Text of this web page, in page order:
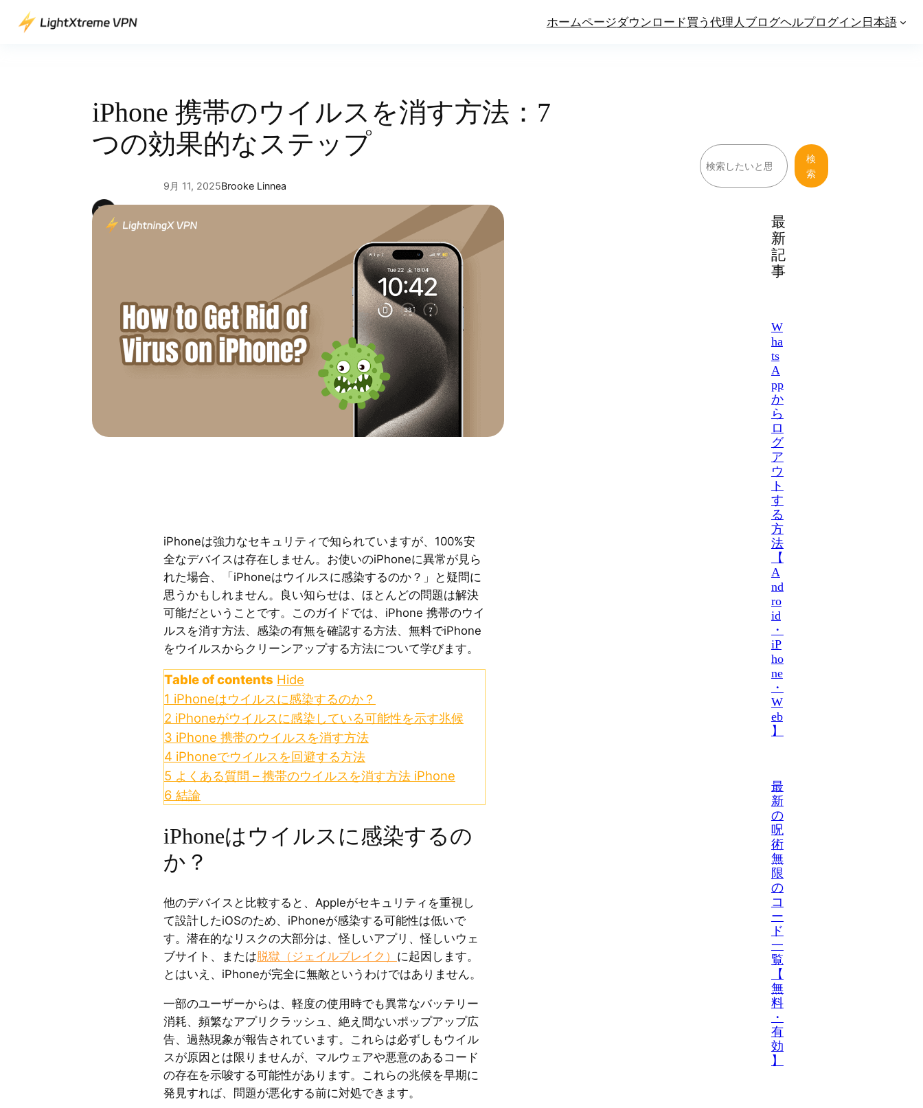
ホームページダウンロード買う 代理人 ブログヘルプログイン日本語
iPhone 携帯のウイルスを消す方法：7
つの効果的なステップ
9月 11, 2025Brooke Linnea
iPhoneは強力なセキュリティで知られていますが、100%安
全なデバイスは存在しません。お使いのiPhoneに異常が見ら
れた場合、「iPhoneはウイルスに感染するのか？」と疑問に
思うかもしれません。良い知らせは、ほとんどの問題は解決
可能だということです。このガイドでは、iPhone 携帯のウイ
ルスを消す方法、感染の有無を確認する方法、無料でiPhone
をウイルスからクリーンアップする方法について学びます。
Table of contents Hide
1 iPhoneはウイルスに感染するのか？
2 iPhoneがウイルスに感染している可能性を示す兆候
3 iPhone 携帯のウイルスを消す方法
4 iPhoneでウイルスを回避する方法
5 よくある質問 – 携帯のウイルスを消す方法 iPhone
6 結論
iPhoneはウイルスに感染するの
か？
他のデバイスと比較すると、Appleがセキュリティを重視し
て設計したiOSのため、iPhoneが感染する可能性は低いで
す。潜在的なリスクの大部分は、怪しいアプリ、怪しいウェ
ブサイト、または脱獄（ジェイルブレイク） に起因します。
とはいえ、iPhoneが完全に無敵というわけではありません。
一部のユーザーからは、軽度の使用時でも異常なバッテリー
消耗、頻繁なアプリクラッシュ、絶え間ないポップアップ広
告、過熱現象が報告されています。これらは必ずしもウイル
スが原因とは限りませんが、マルウェアや悪意のあるコード
の存在を示唆する可能性があります。これらの兆候を早期に
発見すれば、問題が悪化する前に対処できます。
検
索
検
索
最
新
記
事
W
ha
ts
A
pp
か
ら
ロ
グ
ア
ウ
ト
す
る
方
法
【
A
nd
ro
id
・
iP
ho
ne
・
W
eb
】
最
新
の
呪
術
無
限
の
コ
ー
ド
一
覧
【
無
料
・
有
効
】